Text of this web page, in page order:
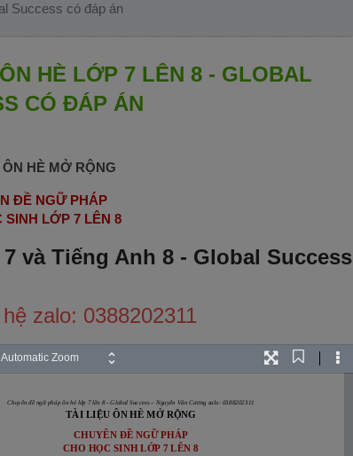
Success có đáp án
HÈ LỚP 7 LÊN 8 - GLOBAL
CÓ ĐÁP ÁN
HÈ MỞ RỘNG
ĐỀ NGỮ PHÁP
SINH LỚP 7 LÊN 8
và Tiếng Anh 8 - Global Success
zalo: 0388202311
Presentation
Current
Chuyên đề ngữ pháp ôn hè lớp 7 lên 8 - Global Success – Nguyễn Văn Cương zalo: 0388202311
TÀI LIỆU ÔN HÈ MỞ RỘNG
CHUYÊN ĐỀ NGỮ PHÁP
CHO HỌC SINH LỚP 7 LÊN 8